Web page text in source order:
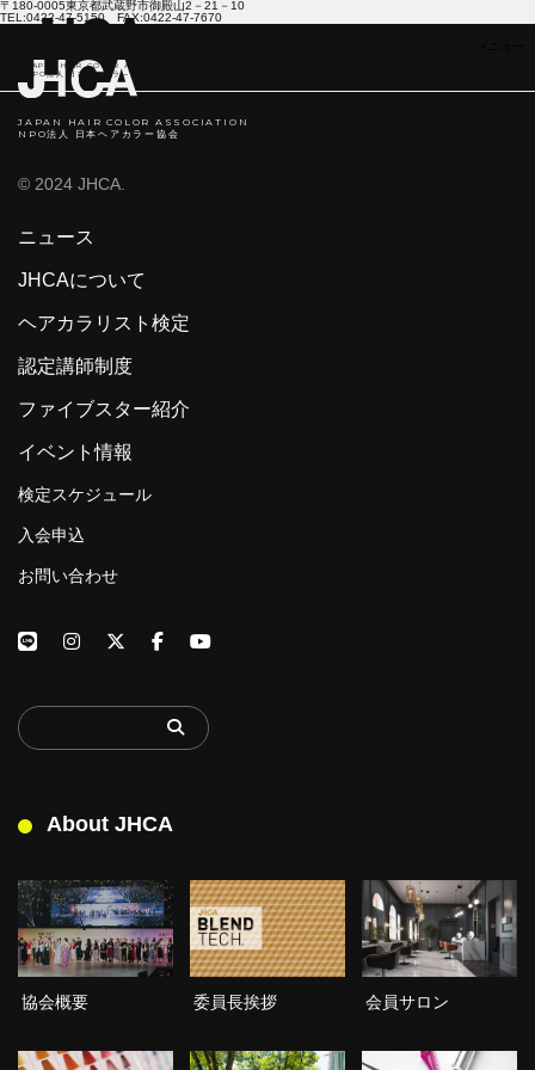
JAPAN HAIR COLOR ASSOCIATION
NPO法人 日本ヘアカラ―協会
〒180-0005東京都武蔵野市御殿山2－21－10
TEL:0422-47-5150 FAX:0422-47-7670
JAPAN HAIR COLOR ASSOCIATION
NPO法人 日本ヘアカラー協会
© 2024 JHCA.
ニュース
JHCAについて
ヘアカラリスト検定
認定講師制度
ファイブスター紹介
イベント情報
検定スケジュール
入会申込
お問い合わせ
About JHCA
協会概要 委員長挨拶 会員サロン